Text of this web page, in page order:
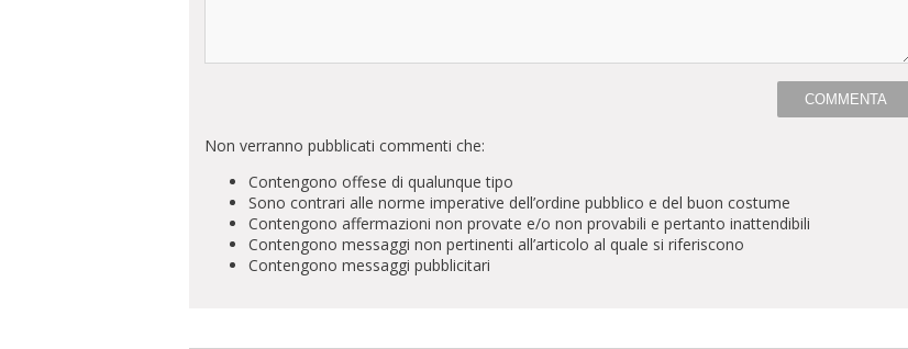
Non verranno pubblicati commenti che:
Contengono offese di qualunque tipo
Sono contrari alle norme imperative dell’ordine pubblico e del buon costume
Contengono affermazioni non provate e/o non provabili e pertanto inattendibili
Contengono messaggi non pertinenti all’articolo al quale si riferiscono
Contengono messaggi pubblicitari